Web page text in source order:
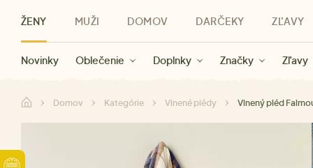
ŽENY
Novinky Oblečenie Doplnky Značky Zľavy
MUŽI
Novinky Oblečenie Značky Zľavy
DOMOV
Kategórie Značky Zľavy
DARČEKY
Pre ženy Pre mužov Darčeky pre deti Pre
ZĽAVY
Zľavy ženy Zľavy muži
Domov Kategórie Vlnené plédy Vlnený pléd